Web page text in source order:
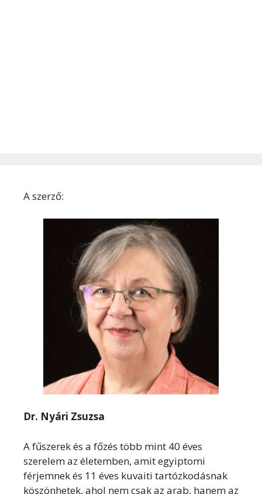
A szerző:
Dr. Nyári Zsuzsa
A fűszerek és a főzés több mint 40 éves
szerelem az életemben, amit egyiptomi
férjemnek és 11 éves kuvaiti tartózkodásnak
köszönhetek, ahol nem csak az arab, hanem az